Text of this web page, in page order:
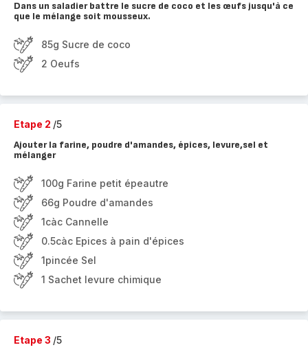
Dans un saladier battre le sucre de coco et les œufs jusqu'à ce
que le mélange soit mousseux.
85g Sucre de coco
2 Oeufs
Etape 2 /5
Ajouter la farine, poudre d'amandes, épices, levure,sel et
mélanger
100g Farine petit épeautre
66g Poudre d'amandes
1càc Cannelle
0.5càc Epices à pain d'épices
1pincée Sel
1 Sachet levure chimique
Etape 3 /5